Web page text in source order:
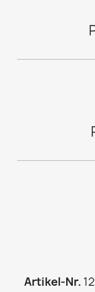
Artikel-Nr.